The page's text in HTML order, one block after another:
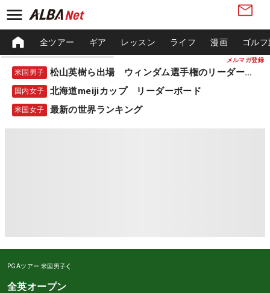
メルマガ登録
全ツアー ギア レッスン ライフ 漫画 ゴル
米国男子 松山英樹ら出場 ウィンダム選手権のリーダーボード
国内女子 北海道meijiカップ リーダーボード
米国女子 最新の世界ランキング
PGAツアー 米国男子
全英オープン